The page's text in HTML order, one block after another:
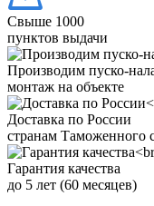
Свыше 1000
пунктов выдачи
Производим пуско-
монтаж на объекте
Доставка по России
странам Таможенного
Гарантия качества
до 5 лет (60 месяцев)